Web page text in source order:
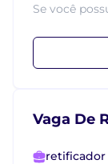
Se você
Vaga De
retificador